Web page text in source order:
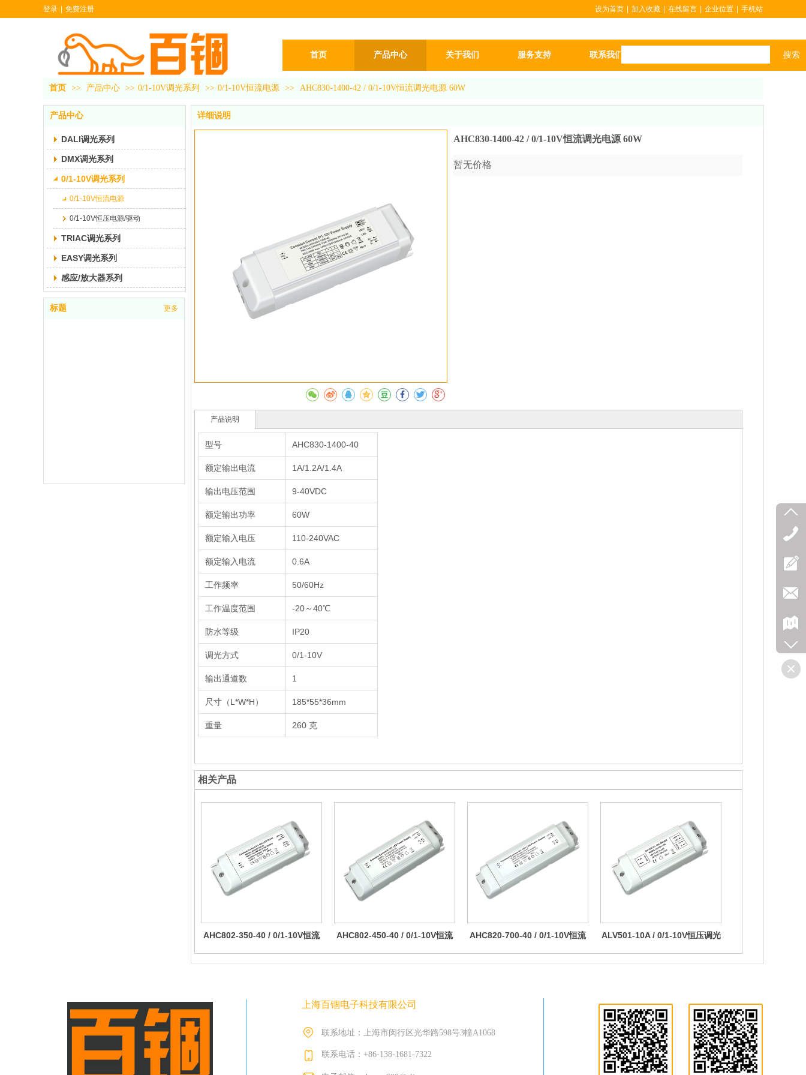
搜索
首页 产品中心 关于我们 服务支持 联系我们
登录 免费注册 设为首页 加入收藏 在线留言 企业位置 手机站
首页 >> 产品中心 >> 0/1-10V调光系列 >> 0/1-10V恒流电源 >> AHC830-1400-42 / 0/1-10V恒流调光电源 60W
产品中心
DALI调光系列
DMX调光系列
0/1-10V调光系列
0/1-10V恒流电源
0/1-10V恒压电源/驱动
TRIAC调光系列
EASY调光系列
感应/放大器系列
标题 更多
详细说明
AHC830-1400-42 / 0/1-10V恒流调光电源 60W
暂无价格
产品说明
型号 AHC830-1400-40
额定输出电流 1A/1.2A/1.4A
输出电压范围 9-40VDC
额定输出功率 60W
额定输入电压 110-240VAC
额定输入电流 0.6A
工作频率 50/60Hz
工作温度范围 -20～40℃
防水等级 IP20
调光方式 0/1-10V
输出通道数 1
尺寸（L*W*H） 185*55*36mm
重量 260 克
相关产品
AHC802-350-40 / 0/1-10V恒流
AHC802-450-40 / 0/1-10V恒流
AHC820-700-40 / 0/1-10V恒流
ALV501-10A / 0/1-10V恒压调光
上海百锢电子科技有限公司
联系地址：上海市闵行区光华路598号3幢A1068
联系电话：+86-138-1681-7322